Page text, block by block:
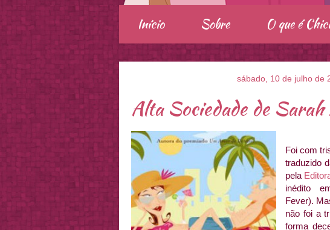
Início Sobre O que é
sábado, 10 de julho de
Alta Sociedade de
Foi com
traduzido
pela
inédito
Fever).
não foi a
forma